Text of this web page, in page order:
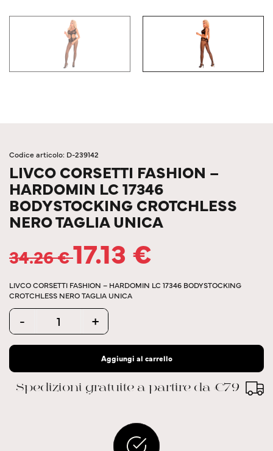
Codice articolo: D-239142
LIVCO CORSETTI FASHION –
HARDOMIN LC 17346
BODYSTOCKING CROTCHLESS
NERO TAGLIA UNICA
34.26€17.13 €
LIVCO CORSETTI FASHION – HARDOMIN LC 17346 BODYSTOCKING
CROTCHLESS NERO TAGLIA UNICA
Quantity
- +
Aggiungi al carrello
Spedizioni gratuite a partire da €79